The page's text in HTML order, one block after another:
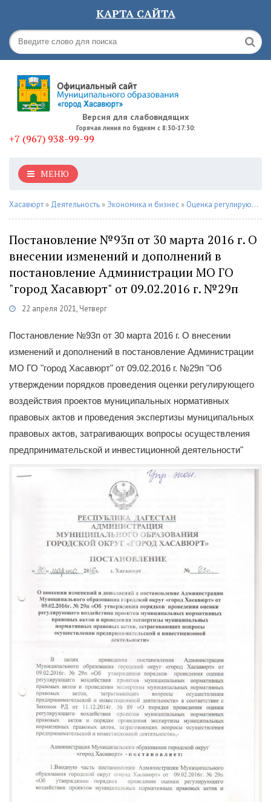
КАРТА САЙТА
Версия для слабовидящих
Горячая линия по будням с 8:30-17:30:
+7 (967) 938-99-99
МЕНЮ
Хасавюрт » Деятельность » Экономика и бизнес » Оценка регулирующего воздействия
Постановление №93п от 30 марта 2016 г. О
внесении изменений и дополнений в
постановление Администрации МО ГО
"город Хасавюрт" от 09.02.2016 г. №29п
22 апреля 2021, Четверг
Постановление №93п от 30 марта 2016 г. О внесении
изменений и дополнений в постановление Администрации
МО ГО "город Хасавюрт" от 09.02.2016 г. №29п "Об
утверждении порядков проведения оценки регулирующего
воздействия проектов муниципальных нормативных
правовых актов и проведения экспертизы муниципальных
правовых актов, затрагивающих вопросы осуществления
предпринимательской и инвестиционной деятельности"